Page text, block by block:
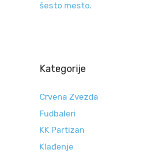
šesto mesto.
Kategorije
Crvena Zvezda
Fudbaleri
KK Partizan
Klađenje